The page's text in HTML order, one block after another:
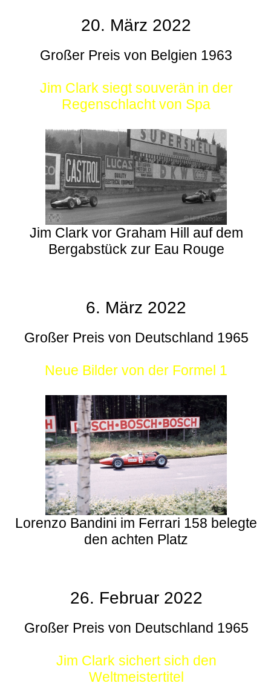
20. März 2022
Großer Preis von Belgien 1963
Jim Clark siegt souverän in der
Regenschlacht von Spa
Jim Clark vor Graham Hill auf dem
Bergabstück zur Eau Rouge
6. März 2022
Großer Preis von Deutschland 1965
Neue Bilder von der Formel 1
Lorenzo Bandini im Ferrari 158 belegte
den achten Platz
26. Februar 2022
Großer Preis von Deutschland 1965
Jim Clark sichert sich den
Weltmeistertitel